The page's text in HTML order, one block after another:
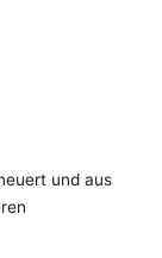
und aus